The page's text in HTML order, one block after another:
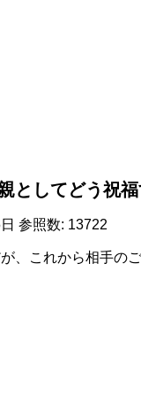
としてどう祝
参照数: 13722
、これから相手の